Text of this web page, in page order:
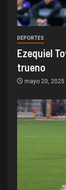
DEPORTES
Ezequiel
trueno
mayo 20, 2025